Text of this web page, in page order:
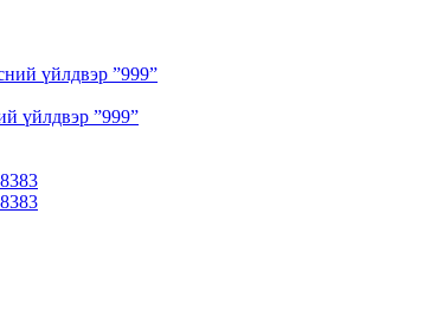
үйлдвэр ”999”